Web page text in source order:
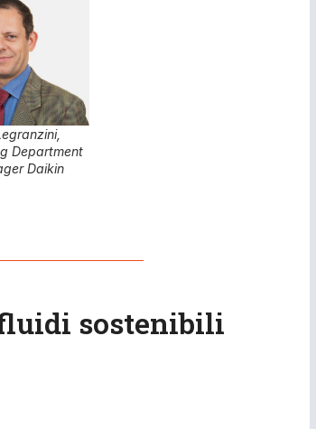
Department
Daikin
sostenibili